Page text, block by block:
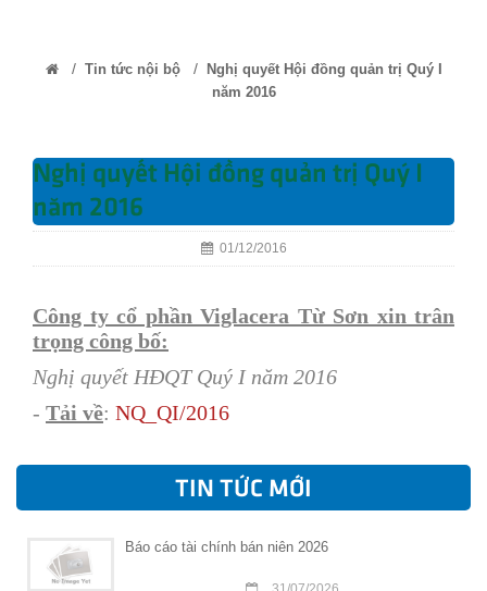
/ Tin tức nội bộ/
Nghị quyết Hội đồng quản trị Quý I
năm 2016
Nghị quyết Hội đồng quản trị Quý I
năm 2016
01/12/2016
Công ty cổ phần Viglacera Từ Sơn xin trân
trọng công bố:
Nghị quyết HĐQT Quý I năm 2016
- Tải về: NQ _QI/2016
TIN TỨC MỚI
Báo cáo tài chính bán niên 2026